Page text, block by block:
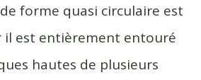
forme quasi circulaire est
il est entièrement entouré
hautes de plusieurs